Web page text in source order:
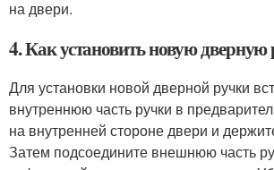
на двери.
4. Как установить новую дверную
Для установки новой дверной ручки
внутреннюю часть ручки в
на внутренней стороне двери и
Затем подсоедините внешнюю часть